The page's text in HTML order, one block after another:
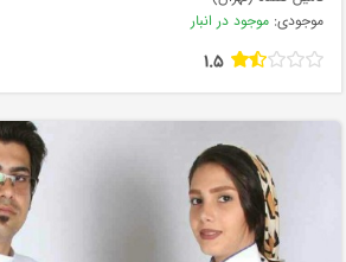
موجودی: موجود در انبار
1.5